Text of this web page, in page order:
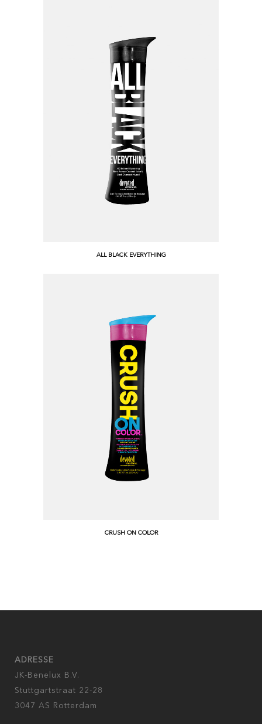
ALL BLACK EVERYTHING
CRUSH ON COLOR
ADRESSE
JK-Benelux B.V.
Stuttgartstraat 22-28
3047 AS Rotterdam